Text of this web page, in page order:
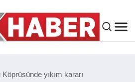
yıkım kararı